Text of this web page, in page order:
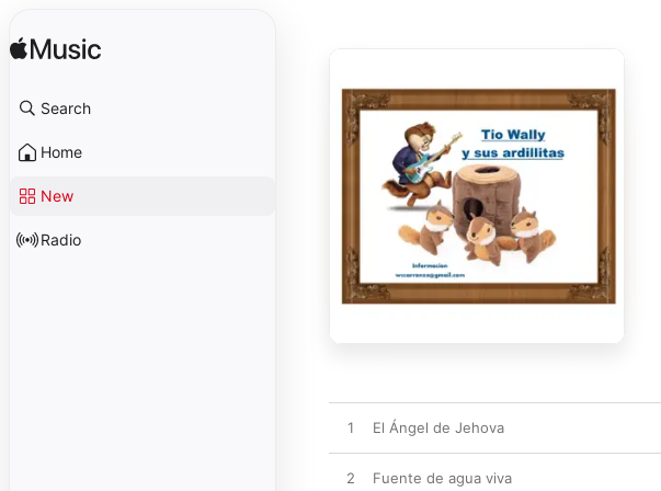
Search
Home
New
Radio
1 El Ángel de Jehova
2 Fuente de agua viva